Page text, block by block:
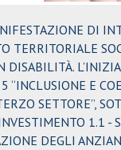
DI
TERRITORIALE
“INCLUSIONE E
SETTORE”,
1.1
DEGLI